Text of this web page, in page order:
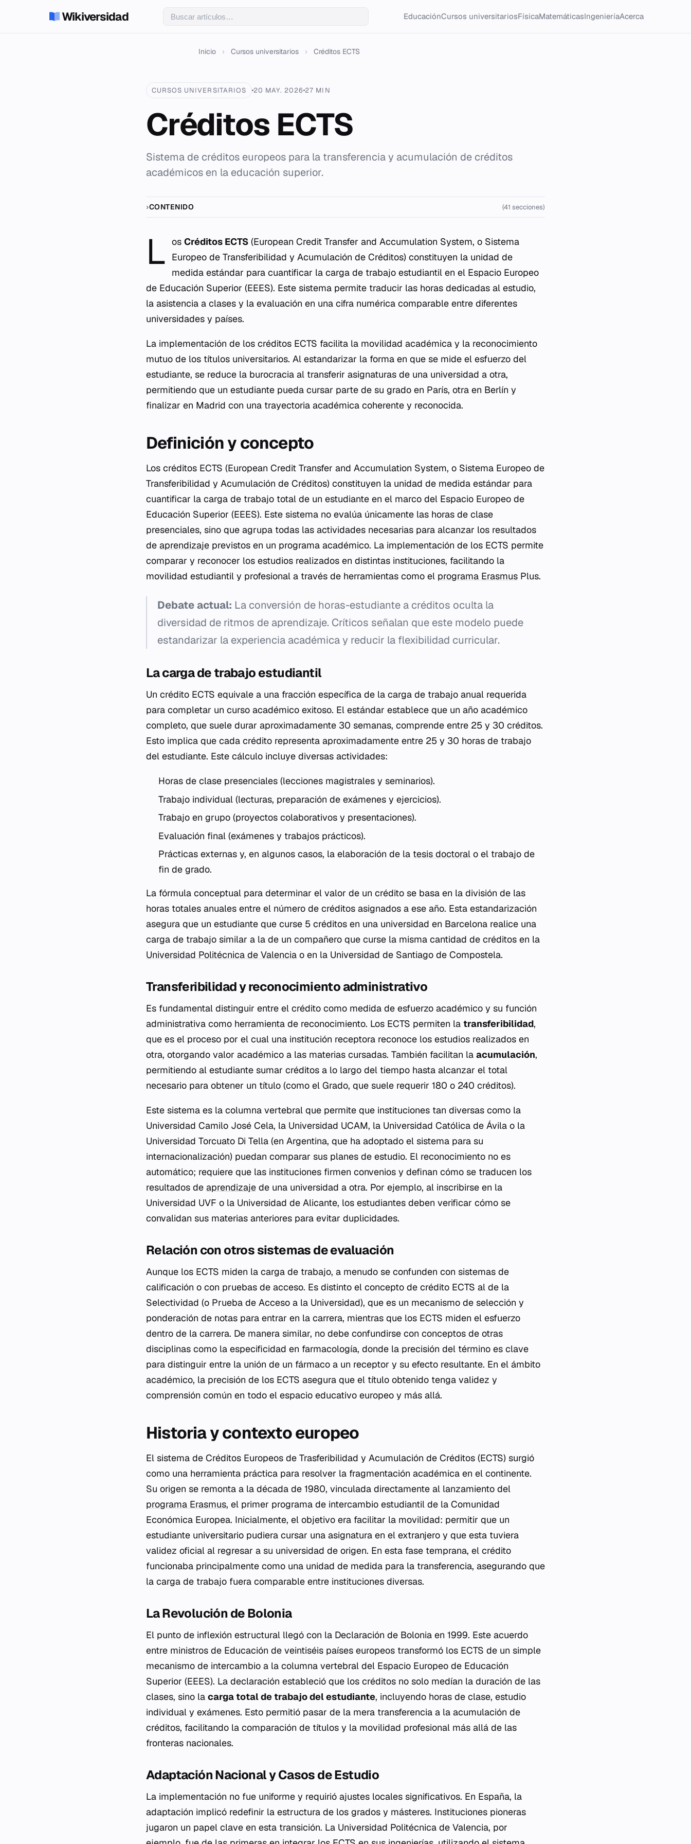
Wikiversidad EducaciónCursos universitariosFísicaMatemáticasIngenieríaAcerca
Inicio › Cursos universitarios › Créditos ECTS
CURSOS UNIVERSITARIOS 20 MAY. 202627 MIN
Créditos ECTS
Sistema de créditos europeos para la transferencia y acumulación de créditos
académicos en la educación superior.
CONTENIDO (41 secciones)
L osCréditos ECTS (European Credit Transfer and Accumulation System, o Sistema
Europeo de Transferibilidad y Acumulación de Créditos) constituyen la unidad de
medida estándar para cuantificar la carga de trabajo estudiantil en el Espacio Europeo
de Educación Superior (EEES). Este sistema permite traducir las horas dedicadas al estudio,
la asistencia a clases y la evaluación en una cifra numérica comparable entre diferentes
universidades y países.
La implementación de los créditos ECTS facilita la movilidad académica y la reconocimiento
mutuo de los títulos universitarios. Al estandarizar la forma en que se mide el esfuerzo del
estudiante, se reduce la burocracia al transferir asignaturas de una universidad a otra,
permitiendo que un estudiante pueda cursar parte de su grado en París, otra en Berlín y
finalizar en Madrid con una trayectoria académica coherente y reconocida.
Definición y concepto
Los créditos ECTS (European Credit Transfer and Accumulation System, o Sistema Europeo de
Transferibilidad y Acumulación de Créditos) constituyen la unidad de medida estándar para
cuantificar la carga de trabajo total de un estudiante en el marco del Espacio Europeo de
Educación Superior (EEES). Este sistema no evalúa únicamente las horas de clase
presenciales, sino que agrupa todas las actividades necesarias para alcanzar los resultados
de aprendizaje previstos en un programa académico. La implementación de los ECTS permite
comparar y reconocer los estudios realizados en distintas instituciones, facilitando la
movilidad estudiantil y profesional a través de herramientas como el programa Erasmus Plus.
Debate actual: La conversión de horas-estudiante a créditos oculta la
diversidad de ritmos de aprendizaje. Críticos señalan que este modelo puede
estandarizar la experiencia académica y reducir la flexibilidad curricular.
La carga de trabajo estudiantil
Un crédito ECTS equivale a una fracción específica de la carga de trabajo anual requerida
para completar un curso académico exitoso. El estándar establece que un año académico
completo, que suele durar aproximadamente 30 semanas, comprende entre 25 y 30 créditos.
Esto implica que cada crédito representa aproximadamente entre 25 y 30 horas de trabajo
del estudiante. Este cálculo incluye diversas actividades:
Horas de clase presenciales (lecciones magistrales y seminarios).
Trabajo individual (lecturas, preparación de exámenes y ejercicios).
Trabajo en grupo (proyectos colaborativos y presentaciones).
Evaluación final (exámenes y trabajos prácticos).
Prácticas externas y, en algunos casos, la elaboración de la tesis doctoral o el trabajo de
fin de grado.
La fórmula conceptual para determinar el valor de un crédito se basa en la división de las
horas totales anuales entre el número de créditos asignados a ese año. Esta estandarización
asegura que un estudiante que curse 5 créditos en una universidad en Barcelona realice una
carga de trabajo similar a la de un compañero que curse la misma cantidad de créditos en la
Universidad Politécnica de Valencia o en la Universidad de Santiago de Compostela.
Transferibilidad y reconocimiento administrativo
Es fundamental distinguir entre el crédito como medida de esfuerzo académico y su función
administrativa como herramienta de reconocimiento. Los ECTS permiten la transferibilidad,
que es el proceso por el cual una institución receptora reconoce los estudios realizados en
otra, otorgando valor académico a las materias cursadas. También facilitan la acumulación,
permitiendo al estudiante sumar créditos a lo largo del tiempo hasta alcanzar el total
necesario para obtener un título (como el Grado, que suele requerir 180 o 240 créditos).
Este sistema es la columna vertebral que permite que instituciones tan diversas como la
Universidad Camilo José Cela, la Universidad UCAM, la Universidad Católica de Ávila o la
Universidad Torcuato Di Tella (en Argentina, que ha adoptado el sistema para su
internacionalización) puedan comparar sus planes de estudio. El reconocimiento no es
automático; requiere que las instituciones firmen convenios y definan cómo se traducen los
resultados de aprendizaje de una universidad a otra. Por ejemplo, al inscribirse en la
Universidad UVF o la Universidad de Alicante, los estudiantes deben verificar cómo se
convalidan sus materias anteriores para evitar duplicidades.
Relación con otros sistemas de evaluación
Aunque los ECTS miden la carga de trabajo, a menudo se confunden con sistemas de
calificación o con pruebas de acceso. Es distinto el concepto de crédito ECTS al de la
Selectividad (o Prueba de Acceso a la Universidad), que es un mecanismo de selección y
ponderación de notas para entrar en la carrera, mientras que los ECTS miden el esfuerzo
dentro de la carrera. De manera similar, no debe confundirse con conceptos de otras
disciplinas como la especificidad en farmacología, donde la precisión del término es clave
para distinguir entre la unión de un fármaco a un receptor y su efecto resultante. En el ámbito
académico, la precisión de los ECTS asegura que el título obtenido tenga validez y
comprensión común en todo el espacio educativo europeo y más allá.
Historia y contexto europeo
El sistema de Créditos Europeos de Trasferibilidad y Acumulación de Créditos (ECTS) surgió
como una herramienta práctica para resolver la fragmentación académica en el continente.
Su origen se remonta a la década de 1980, vinculada directamente al lanzamiento del
programa Erasmus, el primer programa de intercambio estudiantil de la Comunidad
Económica Europea. Inicialmente, el objetivo era facilitar la movilidad: permitir que un
estudiante universitario pudiera cursar una asignatura en el extranjero y que esta tuviera
validez oficial al regresar a su universidad de origen. En esta fase temprana, el crédito
funcionaba principalmente como una unidad de medida para la transferencia, asegurando que
la carga de trabajo fuera comparable entre instituciones diversas.
La Revolución de Bolonia
El punto de inflexión estructural llegó con la Declaración de Bolonia en 1999. Este acuerdo
entre ministros de Educación de veintiséis países europeos transformó los ECTS de un simple
mecanismo de intercambio a la columna vertebral del Espacio Europeo de Educación
Superior (EEES). La declaración estableció que los créditos no solo medían la duración de las
clases, sino la carga total de trabajo del estudiante, incluyendo horas de clase, estudio
individual y exámenes. Esto permitió pasar de la mera transferencia a la acumulación de
créditos, facilitando la comparación de títulos y la movilidad profesional más allá de las
fronteras nacionales.
Adaptación Nacional y Casos de Estudio
La implementación no fue uniforme y requirió ajustes locales significativos. En España, la
adaptación implicó redefinir la estructura de los grados y másteres. Instituciones pioneras
jugaron un papel clave en esta transición. La Universidad Politécnica de Valencia, por